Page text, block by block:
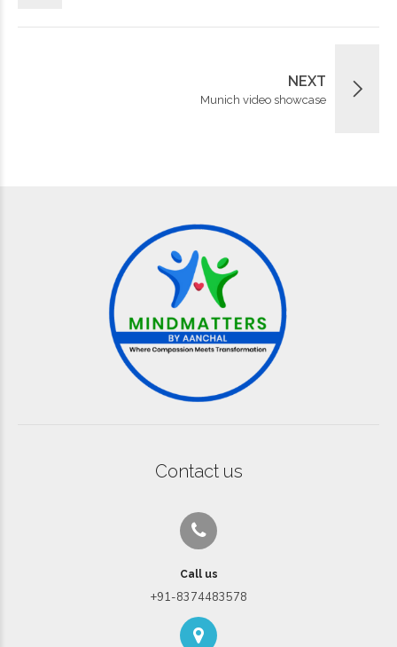
NEXT
Munich video showcase
Contact us
Call us
+91-8374483578